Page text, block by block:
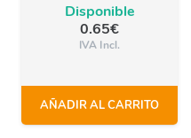
Disponible
0.65€
IVA Incl.
AÑADIR AL CARRITO